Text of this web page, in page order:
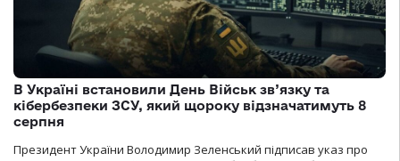
В Україні встановили День Військ зв’язку та
кібербезпеки ЗСУ, який щороку відзначатимуть 8
серпня
Президент України Володимир Зеленський підписав указ про